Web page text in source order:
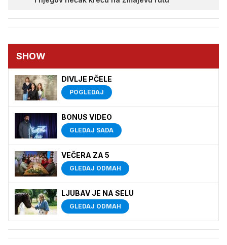
SHOW
DIVLJE PČELE
POGLEDAJ
BONUS VIDEO
GLEDAJ SADA
VEČERA ZA 5
GLEDAJ ODMAH
LJUBAV JE NA SELU
GLEDAJ ODMAH